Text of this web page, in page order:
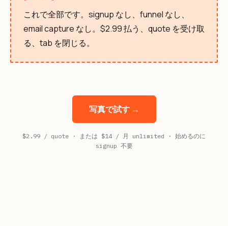
これで全部です。signup なし、funnel なし、
email capture なし。$2.99 払う、quote を受け取
る、tab を閉じる。
写真で試す →
$2.99 / quote · または $14 / 月 unlimited · 始めるのに
signup 不要